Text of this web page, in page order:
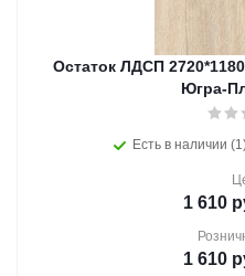
Остаток ЛДСП
Югра-
Есть в наличии
1 610
1 610